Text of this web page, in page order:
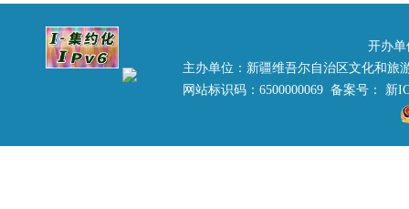
开办单
主办单位：新疆维吾尔自治区文化和
网站标识码：6500000069 备案号： 新